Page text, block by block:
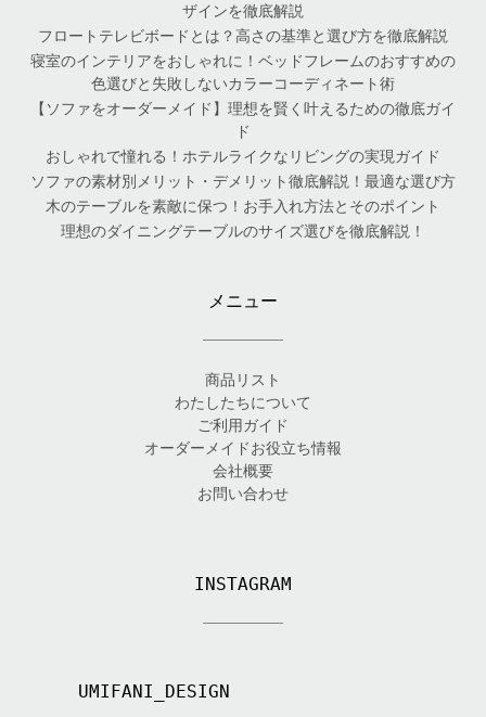
ザインを徹底解説
フロートテレビボードとは？高さの基準と選び方を徹底解説
寝室のインテリアをおしゃれに！ベッドフレームのおすすめの
色選びと失敗しないカラーコーディネート術
【ソファをオーダーメイド】理想を賢く叶えるための徹底ガイ
ド
おしゃれで憧れる！ホテルライクなリビングの実現ガイド
ソファの素材別メリット・デメリット徹底解説！最適な選び方
木のテーブルを素敵に保つ！お手入れ方法とそのポイント
理想のダイニングテーブルのサイズ選びを徹底解説！
メニュー
商品リスト
わたしたちについて
ご利用ガイド
オーダーメイドお役立ち情報
会社概要
お問い合わせ
INSTAGRAM
UMIFANI_DESIGN